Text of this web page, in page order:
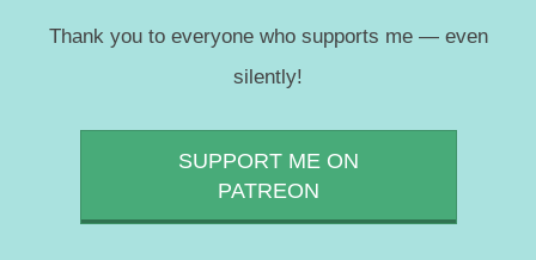
Thank you to everyone who supports me — even
silently!
SUPPORT ME ON
PATREON